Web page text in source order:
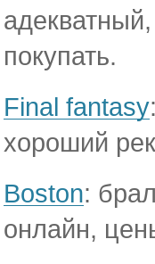
покупать.
Final fantasy
хороший
Boston:
онлайн,